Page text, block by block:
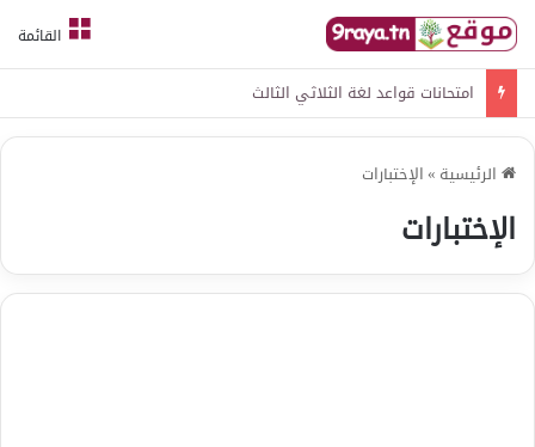
القائمة
امتحانات قواعد لغة الثلاثي الثالث
الرئيسية »الإختبارات
الإختبارات